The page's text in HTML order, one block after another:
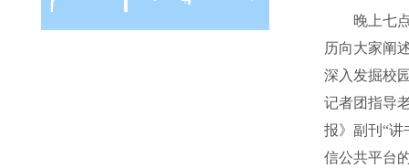
晚上七
历向大家阐
深入发掘校
记者团指导
报》副刊“
信公共平台